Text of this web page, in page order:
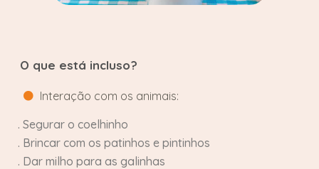
O que está incluso?
Interação com os animais:
. Segurar o coelhinho
. Brincar com os patinhos e pintinhos
. Dar milho para as galinhas